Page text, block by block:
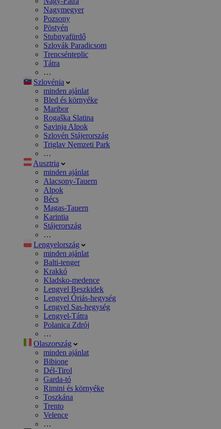
Nagymegyer
Pozsony
Pöstyén
Stubnyafürdő
Szlovák Paradicsom
Trencsénteplic
Tátra
…
Szlovénia
minden ajánlat
Bled és környéke
Maribor
Rogaška Slatina
Savinja Alpok
Szlovén Stájerország
Triglav Nemzeti Park
…
Ausztria
minden ajánlat
Alacsony-Tauern
Alpok
Bécs
Magas-Tauern
Karintia
Stájerország
…
Lengyelország
minden ajánlat
Balti-tenger
Krakkó
Kladsko-medence
Lengyel Beszkidek
Lengyel Óriás-hegység
Lengyel Sas-hegység
Lengyel-Tátra
Polanica Zdrój
…
Olaszország
minden ajánlat
Bibione
Dél-Tirol
Garda-tó
Rimini és környéke
Toszkána
Trento
Velence
…